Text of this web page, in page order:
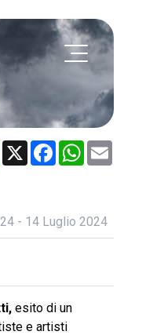
Share X FacebookWhatsApp
- 14 Luglio 2024
esito di un
e artisti